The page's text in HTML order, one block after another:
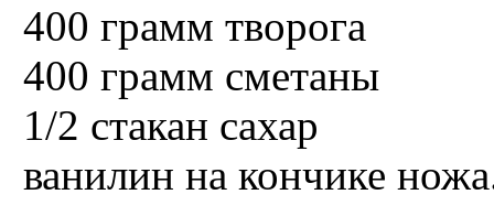
400 грамм творога
400 грамм сметаны
1/2 стакан сахар
ванилин на кончике